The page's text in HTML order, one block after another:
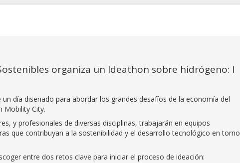
organiza un Ideathon sobre hidrógeno: I
día diseñado para abordar los grandes desafíos de la economía del
Mobility City.
y profesionales de diversas disciplinas, trabajarán en equipos
que contribuyan a la sostenibilidad y el desarrollo tecnológico en torno
entre dos retos clave para iniciar el proceso de ideación: